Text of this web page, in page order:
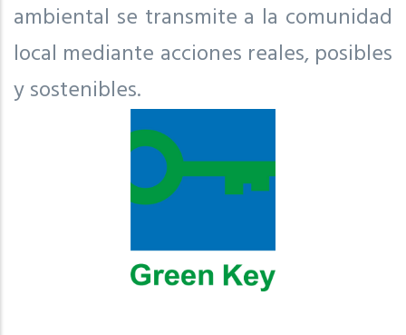
ambiental se transmite a la comunidad
local mediante acciones reales, posibles
y sostenibles.